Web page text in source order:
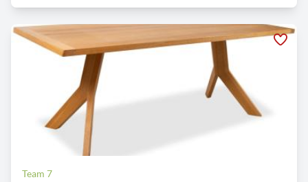
Team 7